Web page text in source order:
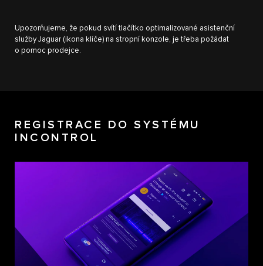
Upozorňujeme, že pokud svítí tlačítko optimalizované asistenční
služby Jaguar (ikona klíče) na stropní konzole, je třeba požádat
o pomoc prodejce.
REGISTRACE DO SYSTÉMU
INCONTROL